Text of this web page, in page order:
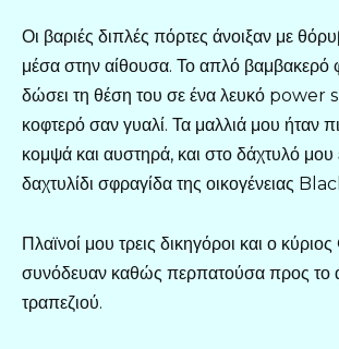
Οι βαριές διπλές πόρτες άνοιξαν με
μέσα στην αίθουσα. Το απλό βαμβακερό
δώσει τη θέση του σε ένα λευκό
κοφτερό σαν γυαλί. Τα μαλλιά μου ήταν
κομψά και αυστηρά, και στο δάχτυλό μου
δαχτυλίδι σφραγίδα της οικογένειας
Πλαϊνοί μου τρεις δικηγόροι και ο
συνόδευαν καθώς περπατούσα προς το
τραπεζιού.